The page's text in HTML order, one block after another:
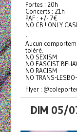
Portes : 20h
Concerts : 21h
PAF : +/- 7€
NO CB ! ONLY
-
Aucun
toléré.
NO SEXISM
NO FASCIST
NO RACISM
NO TRANS-
Flyer :
DIM 05/